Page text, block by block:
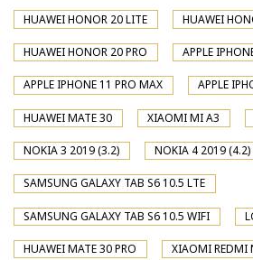
HUAWEI HONOR 20 LITE HUAWEI
HUAWEI HONOR 20 PRO APPLE
APPLE IPHONE 11 PRO MAX APPLE
HUAWEI MATE 30 XIAOMI MI A3
NOKIA 3 2019 (3.2) NOKIA 4 2019 (4.2)
SAMSUNG GALAXY TAB S6 10.5 LTE
SAMSUNG GALAXY TAB S6 10.5 WIFI
HUAWEI MATE 30 PRO XIAOMI REDMI